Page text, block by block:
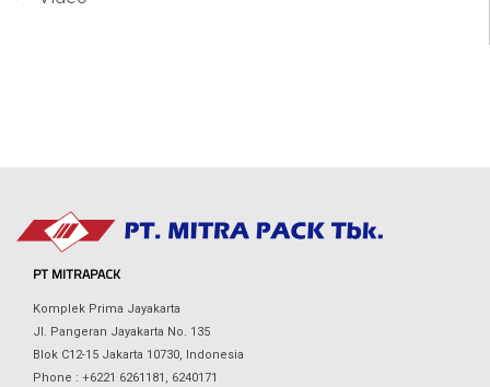
PT MITRAPACK
Komplek Prima Jayakarta
Jl. Pangeran Jayakarta No. 135
Blok C12-15 Jakarta 10730, Indonesia
Phone : +6221 6261181, 6240171